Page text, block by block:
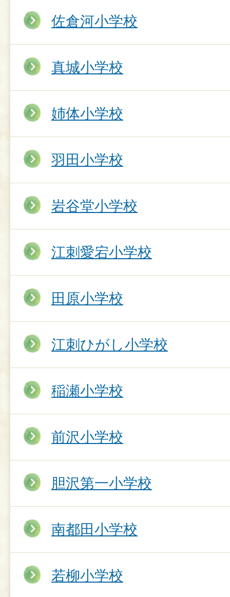
佐倉河小学校
真城小学校
姉体小学校
羽田小学校
岩谷堂小学校
江刺愛宕小学校
田原小学校
江刺ひがし小学校
稲瀬小学校
前沢小学校
胆沢第一小学校
南都田小学校
若柳小学校